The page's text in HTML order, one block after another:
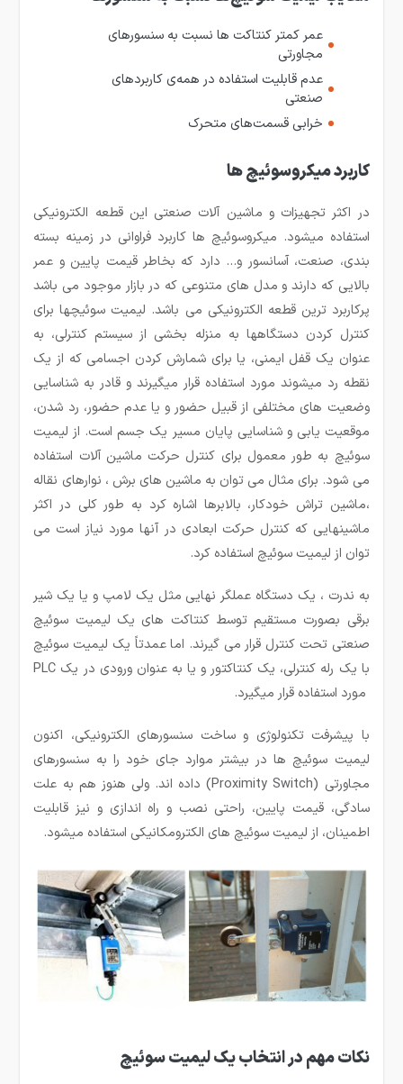
عمر کمتر کنتاکت ها نسبت به سنسورهای
مجاورتی
عدم قابلیت استفاده در همه‌ی کاربردهای
صنعتی
خرابی قسمت‌های متحرک
کاربرد میکروسوئیچ ها
در اکثر تجهیزات و ماشین آلات صنعتی این قطعه الکترونیکی
استفاده میشود. میکروسوئیچ ها کاربرد فراوانی در زمینه بسته
بندی، صنعت، آسانسور و… دارد که بخاطر قیمت پایین و عمر
بالایی که دارند و مدل های متنوعی که در بازار موجود می باشد
پرکاربرد ترین قطعه الکترونیکی می باشد. لیمیت سوئیچ­ها برای
کنترل کردن دستگاه­ها به منزله بخشی از سیستم کنترلی، به
عنوان یک قفل ایمنی، یا برای شمارش کردن اجسامی که از یک
نقطه رد می­شوند مورد استفاده قرار می­گیرند و قادر به شناسایی
وضعیت های مختلفی از قبیل حضور و یا عدم حضور، رد شدن،
موقعیت یابی و شناسایی پایان مسیر یک جسم است. از لیمیت
سوئیچ به طور معمول برای کنترل حرکت ماشین آلات استفاده
می شود. برای مثال می توان به ماشین های برش ، نوارهای نقاله
،ماشین تراش خودکار، بالابرها اشاره کرد به طور کلی در اکثر
ماشین­هایی که کنترل حرکت ابعادی در آنها مورد نیاز است می
توان از لیمیت سوئیچ استفاده کرد.
به ندرت ، یک دستگاه عملگر نهایی مثل یک لامپ و یا یک شیر
برقی بصورت مستقیم توسط کنتاکت های یک لیمیت سوئیچ
صنعتی تحت کنترل قرار می­ گیرند. اما عمدتاً یک لیمیت سوئیچ
با یک رله کنترلی، یک کنتاکتور و یا به عنوان ورودی در یک PLC
مورد استفاده قرار میگیرد.
با پیشرفت تکنولوژی و ساخت سنسورهای الکترونیکی، اکنون
لیمیت سوئیچ ها در بیشتر موارد جای خود را به سنسور­های
مجاورتی (Proximity Switch) داده اند. ولی هنوز هم به علت
سادگی، قیمت پایین، راحتی نصب و راه اندازی و نیز قابلیت
اطمینان، از لیمیت سوئیچ های الکترومکانیکی استفاده می­شود.
نکات مهم در انتخاب یک لیمیت سوئیچ